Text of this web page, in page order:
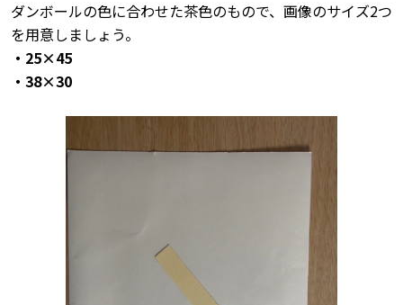
ダンボールの色に合わせた茶色のもので、画像のサイズ2つ
を用意しましょう。
・25×45
・38×30